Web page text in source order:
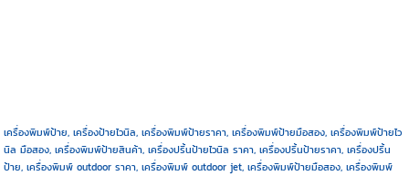
เครื่องพิมพ์ป้าย, เครื่องป้ายไวนิล, เครื่องพิมพ์ป้ายราคา, เครื่องพิมพ์ป้ายมือสอง, เครื่องพิมพ์ป้ายไว
นิล มือสอง, เครื่องพิมพ์ป้ายสินค้า, เครื่องปริ้นป้ายไวนิล ราคา, เครื่องปริ้นป้ายราคา, เครื่องปริ้น
ป้าย, เครื่องพิมพ์ outdoor ราคา, เครื่องพิมพ์ outdoor jet, เครื่องพิมพ์ป้ายมือสอง, เครื่องพิมพ์